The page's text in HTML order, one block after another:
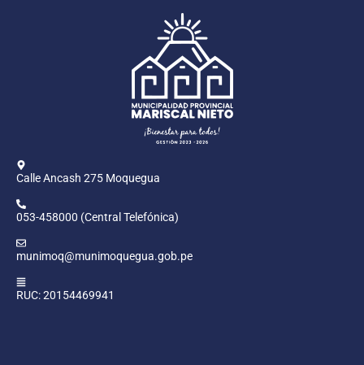
Calle Ancash 275 Moquegua
053-458000 (Central Telefónica)
munimoq@munimoquegua.gob.pe
RUC: 20154469941